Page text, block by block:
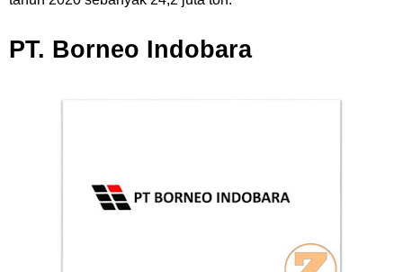
PT. Borneo Indobara